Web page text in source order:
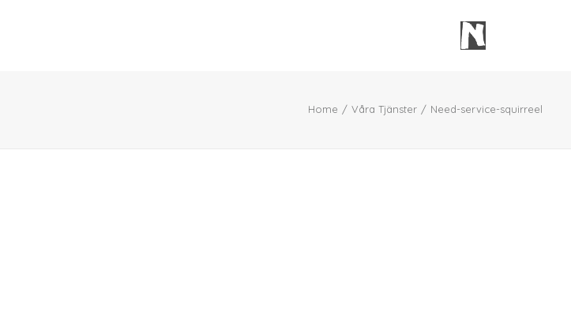
Home Våra Tjänster Need-service-squirreel